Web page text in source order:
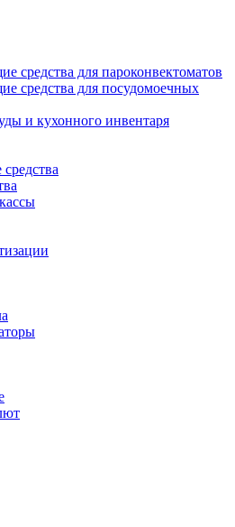
для пароконвектоматов
средства для посудомоечных
и кухонного инвентаря